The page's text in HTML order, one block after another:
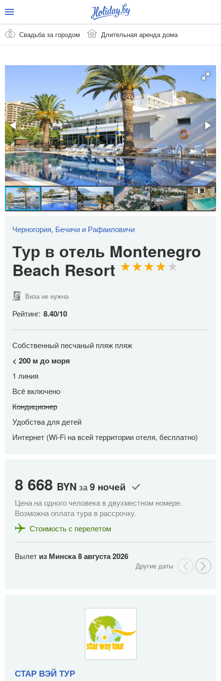
Свадьба за городом Длительная аренда дома
Черногория, Бечичи и Рафаиловичи
Тур в отель Montenegro
Beach Resort
Виза не нужна
Рейтинг: 8.40/10
Собственный песчаный пляж пляж
< 200 м до моря
1 линия
Всё включено
Кондиционер
Удобства для детей
Интернет (Wi-Fi на всей территории отеля, бесплатно)
8 668 BYN за9 ночей
Цена на одного человека в двухместном номере.
Возможна оплата тура в рассрочку.
Стоимость с перелетом
Вылет из Минска8 августа 2026
СТАР ВЭЙ ТУР